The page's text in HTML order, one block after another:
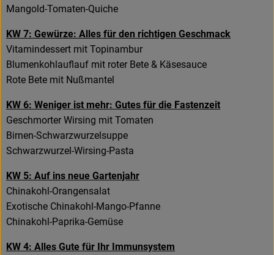
Mangold-Tomaten-Quiche
KW 7: Gewürze: Alles für den richtigen Geschmack
Vitamindessert mit Topinambur
Blumenkohlauflauf mit roter Bete & Käsesauce
Rote Bete mit Nußmantel
KW 6: Weniger ist mehr: Gutes für die Fastenzeit
Geschmorter Wirsing mit Tomaten
Birnen-Schwarzwurzelsuppe
Schwarzwurzel-Wirsing-Pasta
KW 5: Auf ins neue Gartenjahr
Chinakohl-Orangensalat
Exotische Chinakohl-Mango-Pfanne
Chinakohl-Paprika-Gemüse
KW 4: Alles Gute für Ihr Immunsystem